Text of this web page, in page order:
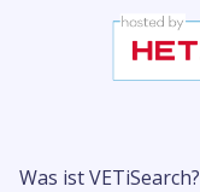
Was ist VETiSearch?